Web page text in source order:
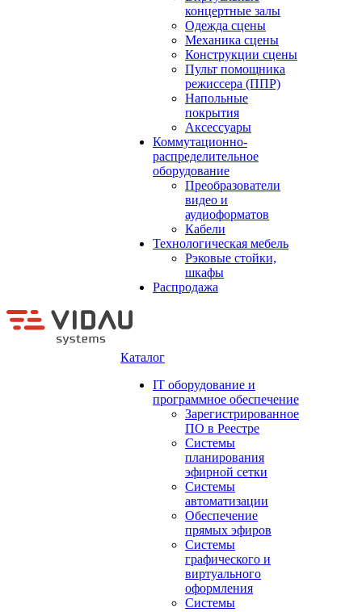
концертные залы
Одежда сцены
Механика сцены
Конструкции сцены
Пульт помощника
режиссера (ППР)
Напольные
покрытия
Аксессуары
Коммутационно-
распределительное
оборудование
Преобразователи
видео и
аудиоформатов
Кабели
Технологическая мебель
Рэковые стойки,
шкафы
Распродажа
Каталог
IT оборудование и
программное обеспечение
Зарегистрированное
ПО в Реестре
Системы
планирования
эфирной сетки
Системы
автоматизации
Обеспечение
прямых эфиров
Системы
графического и
виртуального
оформления
Системы